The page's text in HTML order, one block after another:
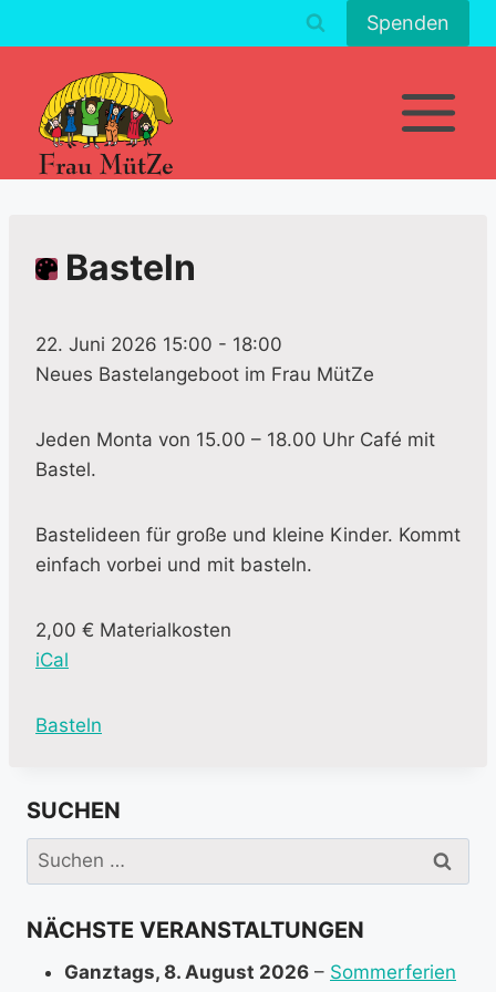
Inhalt
Spenden
Basteln
22. Juni 2026 15:00 - 18:00
Neues Bastelangeboot im Frau MütZe
Jeden Monta von 15.00 – 18.00 Uhr Café mit
Bastel.
Bastelideen für große und kleine Kinder. Kommt
einfach vorbei und mit basteln.
2,00 € Materialkosten
iCal
M
e
i
n
o
Basteln
SUCHEN
Suchen
nach:
NÄCHSTE VERANSTALTUNGEN
Ganztags, 8. August 2026 – Sommerferien